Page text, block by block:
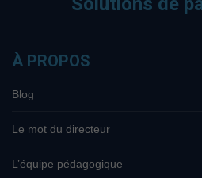
À PROPOS
Blog
Le mot du directeur
L’équipe pédagogique